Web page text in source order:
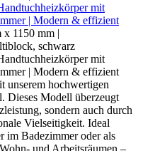
mit
| Modern & effizient
x 1150 mm |
schwarz
mit
| Modern & effizient
unserem hochwertigen
Dieses Modell überzeugt
sondern auch durch
Vielseitigkeit. Ideal
im Badezimmer oder als
und Arbeitsräumen –